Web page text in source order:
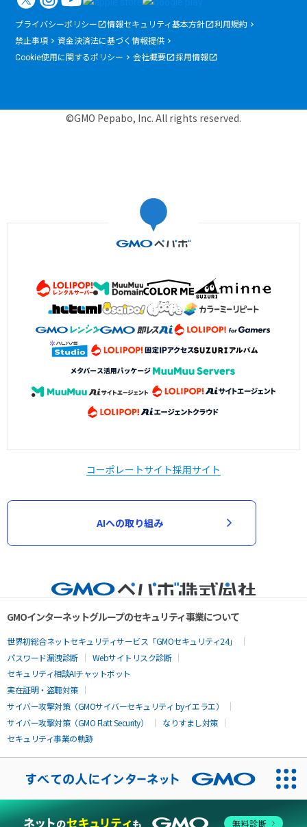
プライバシーポリシー 情報セキュリティ基本方針
利用規約
禁止事項
資金決済法に基づく情報提供
Cookie使用に関するポリシー
会社概要 採用情報
©GMO Pepabo, Inc. All rights reserved.
コーポレートサイト採用サイト
AIへの取り組み
GMOインターネットグループのセキュリティ事業について
世界初総合ネットセキュリティサービス「GMOセキュリティ24」
パスワード漏洩診断
Webサイトリスク診断
セキュリティ相談AIチャットボット
実在証明・盗聴対策
サイバー攻撃対策（GMOサイバーセキュリティ byイエラエ）
サイバー攻撃対策（GMO Flatt Security）
なりすまし対策
セキュリティ事業の軌跡
無料診断